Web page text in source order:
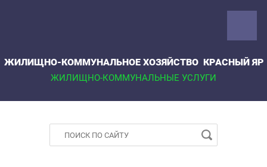
ЖИЛИЩНО-КОММУНАЛЬНОЕ ХОЗЯЙСТВО КРАСНЫЙ ЯР
ЖИЛИЩНО-КОММУНАЛЬНЫЕ УСЛУГИ